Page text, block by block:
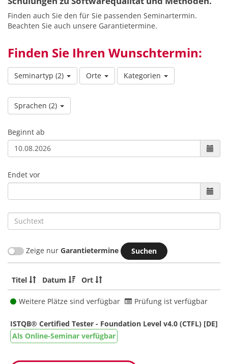
Finden auch Sie den für Sie passenden Seminartermin.
Beachten Sie auch unsere Garantietermine.
Finden Sie Ihren Wunschtermin:
Seminartyp (2) Orte Kategorien
Sprachen (2)
Beginnt ab
Endet vor
Suchtext
Zeige nur Garantietermine
Titel Datum Ort
Weitere Plätze sind verfügbar Prüfung ist verfügbar
ISTQB® Certified Tester - Foundation Level v4.0 (CTFL) [DE]
Als Online-Seminar verfügbar